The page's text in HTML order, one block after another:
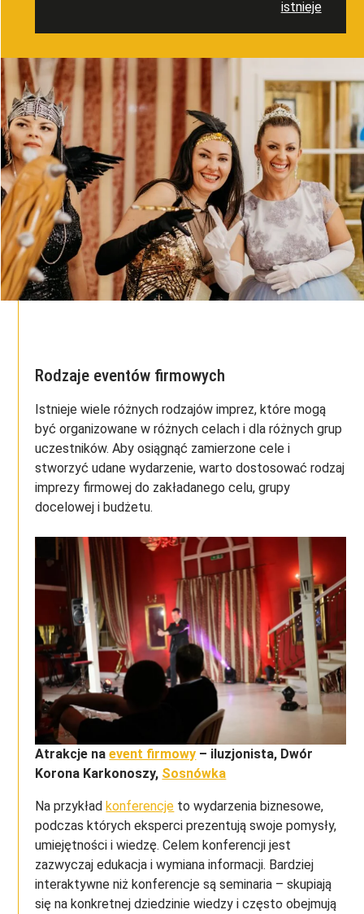
istnieje
Rodzaje eventów firmowych
Istnieje wiele różnych rodzajów imprez, które mogą
być organizowane w różnych celach i dla różnych grup
uczestników. Aby osiągnąć zamierzone cele i
stworzyć udane wydarzenie, warto dostosować rodzaj
imprezy firmowej do zakładanego celu, grupy
docelowej i budżetu.
Atrakcje naevent firmowy – iluzjonista, Dwór
Korona Karkonoszy, Sosnówka
Na przykładkonferencje to wydarzenia biznesowe,
podczas których eksperci prezentują swoje pomysły,
umiejętności i wiedzę. Celem konferencji jest
zazwyczaj edukacja i wymiana informacji. Bardziej
interaktywne niż konferencje są seminaria – skupiają
się na konkretnej dziedzinie wiedzy i często obejmują